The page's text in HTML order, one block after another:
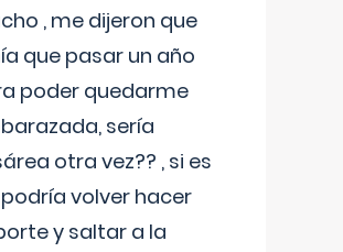
, me dijeron que
que pasar un año
poder quedarme
sería
otra vez?? , si es
volver hacer
y saltar a la